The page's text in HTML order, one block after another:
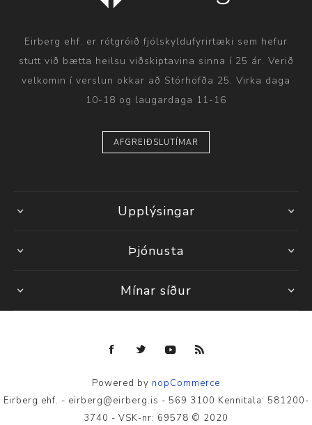
Eirberg ehf. er rótgróið fjölskyldufyrirtæki sem hefur
stutt við bætta heilsu viðskiptavina sinna í 25 ár. Verið
velkomin í verslun okkar að Stórhöfða 25. Virka daga
10-18 og laugardaga 11-16
AFGREIÐSLUTÍMAR
Upplýsingar
Þjónusta
Mínar síður
Powered by nopCommerce
Eirberg ehf. - eirberg@eirberg.is - 569 3100 Kennitala: 581200-
3740 - VSK-nr: 69578 © 2020